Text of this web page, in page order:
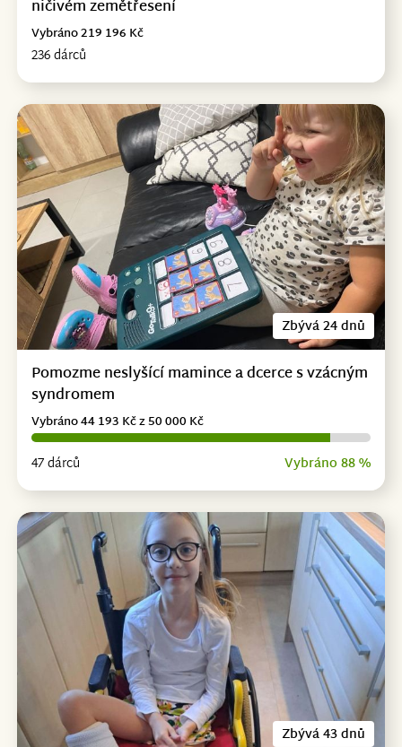
ničivém zemětřesení
236 dárců
Vybráno 219 196 Kč
Zbývá 24 dnů
Pomozme neslyšící mamince a dcerce s vzácným
syndromem
47 dárců Vybráno 88 %
Vybráno 44 193 Kč z 50 000 Kč
Zbývá 43 dnů